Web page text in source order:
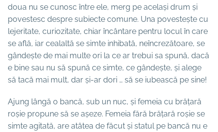
doua nu se cunosc între ele, merg pe același drum și
povestesc despre subiecte comune. Una povestește cu
lejeritate, curiozitate, chiar încântare pentru locul în care
se află, iar cealaltă se simte inhibată, neîncrezătoare, se
gândește de mai multe ori la ce ar trebui sa spună, dacă
e bine sau nu să spună ce simte, ce gândește, și alege
să tacă mai mult, dar și-ar dori … să se iubească pe sine!
Ajung lângă o bancă, sub un nuc, și femeia cu brățară
roșie propune să se așeze. Femeia fără brățară roșie se
simte agitată, are atâtea de făcut și statul pe bancă nu e